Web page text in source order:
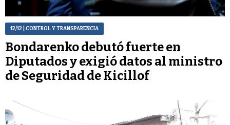
12/12 | CONTROL Y TRANSPARENCIA
Bondarenko debutó fuerte en
Diputados y exigió datos al ministro
de Seguridad de Kicillof